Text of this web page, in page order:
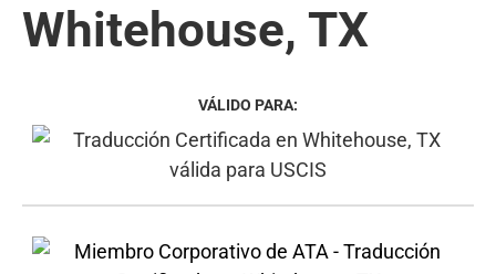
Whitehouse, TX
VÁLIDO PARA: